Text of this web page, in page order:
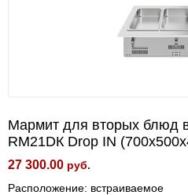
Мармит для вторых блюд
RM21DК Drop IN
27 300.00 руб.
Расположение: встраиваемое